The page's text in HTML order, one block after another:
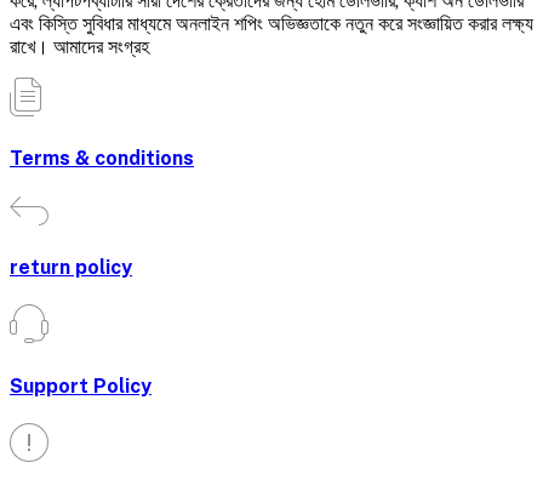
এবং কিস্তি সুবিধার মাধ্যমে অনলাইন শপিং অভিজ্ঞতাকে নতুন করে সংজ্ঞায়িত করার লক্ষ্য
রাখে। আমাদের সংগ্রহ
Terms & conditions
return policy
Support Policy